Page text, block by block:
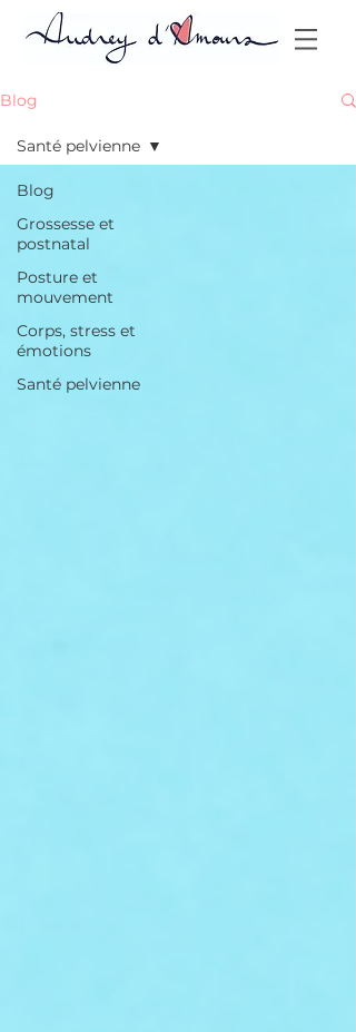
Blog
Blog
Grossesse et
postnatal
Posture et
mouvement
Corps, stress et
émotions
Santé pelvienne
Santé pelvienne